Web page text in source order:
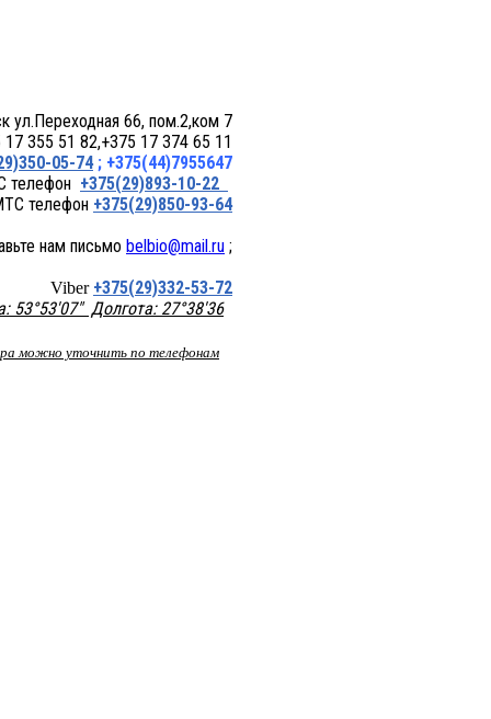
пом.2,ком 7
355 51 82,+375 17 374 65 11
05-74 ; +375(44)7955647
+375(29)893-10-22
+375(29)850-93-64
belbio@mail.ru ;
Viber +375(29)332-53-72
53°53'07" Долгота: 27°38'36
можно уточнить по телефонам